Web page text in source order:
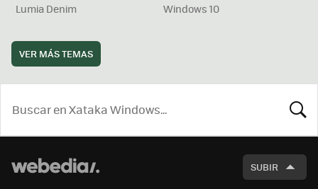
Lumia Denim
Windows 10
VER MÁS TEMAS
SUBIR